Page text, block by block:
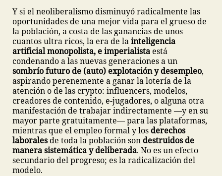
Y si el neoliberalismo disminuyó radicalmente las
oportunidades de una mejor vida para el grueso de
la población, a costa de las ganancias de unos
cuantos ultra ricos, la era de lainteligencia
artificial monopolista, e imperialista está
condenando a las nuevas generaciones a un
sombrío futuro de (auto) explotación y desempleo,
aspirando perenemente a ganar la lotería de la
atención o de las crypto: influencers, modelos,
creadores de contenido, e-jugadores, o alguna otra
manifestación de trabajar indirectamente —y en su
mayor parte gratuitamente— para las plataformas,
mientras que el empleo formal y los derechos
laboralesde toda la población son destruidos de
manera sistemática y deliberada. No es un efecto
secundario del progreso; es la radicalización del
modelo.